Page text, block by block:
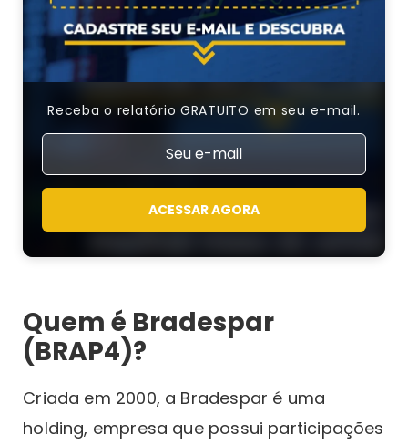
Receba o relatório GRATUITO em seu e-mail.
ACESSAR AGORA
Quem é Bradespar
(BRAP4)?
Criada em 2000, a Bradespar é uma
holding, empresa que possui participações